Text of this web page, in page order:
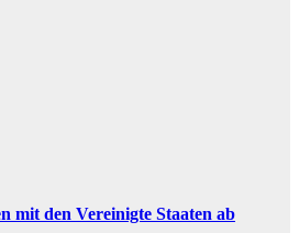
mit den Vereinigte Staaten ab